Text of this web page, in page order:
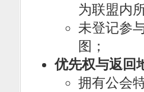
为联盟内
未登记参
图；
优先权与返回
拥有公会